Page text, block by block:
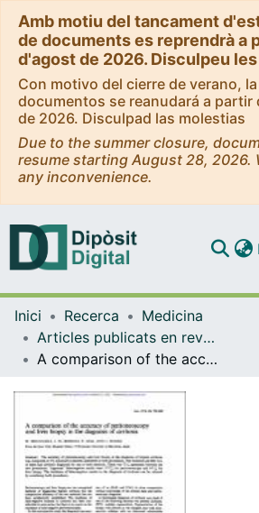
Amb motiu del tancament
de documents es reprendrà a
d'agost de 2026. Disculpeu
Con motivo del cierre de verano,
documentos se reanudará a partir
de 2026. Disculpad las molestias
Due to the summer closure,
resume starting August 28, 2026.
any inconvenience.
Navega
Inici Recerca
Medicina
Articles publicats en revistes (Medicina)
A comparison of the accuracy of peritoneoscopy and liver biopsy in the diagnosis of cirrhosis